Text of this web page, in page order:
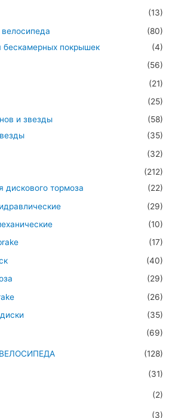
(13)
(80)
бескамерных покрышек
(4)
(56)
(21)
(25)
и звезды
(58)
(35)
(32)
(212)
дискового тормоза
(22)
(29)
(10)
(17)
(40)
(29)
(26)
(35)
(69)
(128)
(31)
(2)
(3)